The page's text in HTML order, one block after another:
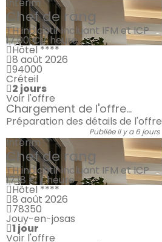
Chef de rang
TH indicatif incluant IFM et ICP
17.00 € / heure
Hôtel ****
8 août 2026
94000
Créteil
2 jours
Voir l'offre
Chargement de l'offre...
Préparation des détails de l'offre
Publiée il y a 6 jours
Intérim
Chef de rang
TH indicatif incluant IFM et ICP
17.18 € / heure
Hôtel ****
8 août 2026
78350
Jouy-en-josas
1 jour
Voir l'offre